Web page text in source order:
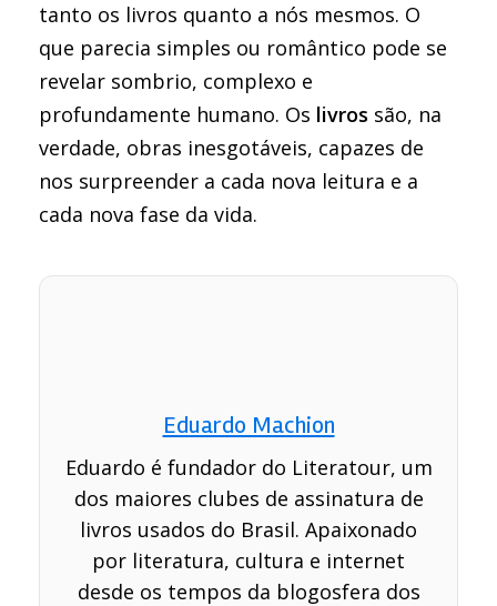
tanto os livros quanto a nós mesmos. O
que parecia simples ou romântico pode se
revelar sombrio, complexo e
profundamente humano. Os livros são, na
verdade, obras inesgotáveis, capazes de
nos surpreender a cada nova leitura e a
cada nova fase da vida.
Eduardo Machion
Eduardo é fundador do Literatour, um
dos maiores clubes de assinatura de
livros usados do Brasil. Apaixonado
por literatura, cultura e internet
desde os tempos da blogosfera dos